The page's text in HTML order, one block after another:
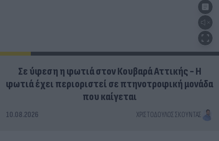
Σε ύφεση η φωτιά στον Κουβαρά Αττικής - Η
φωτιά έχει περιοριστεί σε πτηνοτροφική μονάδα
που καίγεται
10.08.2026 ΧΡΙΣΤΌΔΟΥΛΟΣ ΣΚΟΎΝΤΑΣ